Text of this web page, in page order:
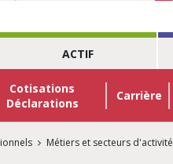
ACTIF
Cotisations
Déclarations
Carrière
Métiers et secteurs d'activité